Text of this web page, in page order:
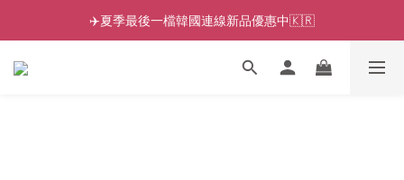
✈️夏季最後一檔韓國連線新品優惠中🇰🇷